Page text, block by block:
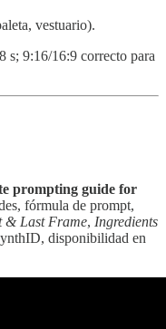
vestuario).
s; 9:16/16:9 correcto para
prompting guide for
fórmula de prompt,
& Last Frame, Ingredients
disponibilidad en